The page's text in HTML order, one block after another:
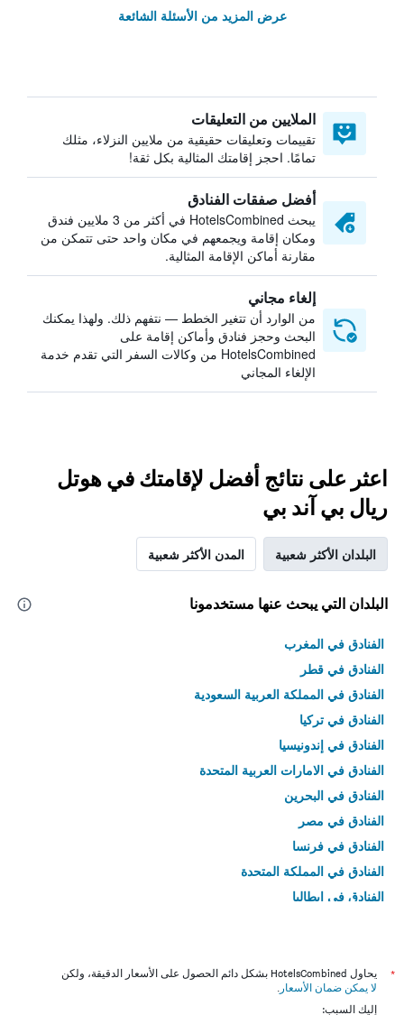
عرض المزيد من الأسئلة الشائعة
الملايين من التعليقات
تقييمات وتعليقات حقيقية من ملايين النزلاء، مثلك
تمامًا. احجز إقامتك المثالية بكل ثقة!
أفضل صفقات الفنادق
يبحث HotelsCombined في أكثر من 3 ملايين فندق
ومكان إقامة ويجمعهم في مكان واحد حتى تتمكن من
مقارنة أماكن الإقامة المثالية.
إلغاء مجاني
من الوارد أن تتغير الخطط — نتفهم ذلك. ولهذا يمكنك
البحث وحجز فنادق وأماكن إقامة على
HotelsCombined من وكالات السفر التي تقدم خدمة
الإلغاء المجاني
اعثر على نتائج أفضل لإقامتك في هوتل
ريال بي آند بي
البلدان الأكثر شعبية المدن الأكثر شعبية
البلدان التي يبحث عنها مستخدمونا
الفنادق في المغرب
الفنادق في قطر
الفنادق في المملكة العربية السعودية
الفنادق في تركيا
الفنادق في إندونيسيا
الفنادق في الامارات العربية المتحدة
الفنادق في البحرين
الفنادق في مصر
الفنادق في فرنسا
الفنادق في المملكة المتحدة
الفنادق في إيطاليا
*
يحاول HotelsCombined بشكل دائم الحصول على الأسعار الدقيقة، ولكن
لا يمكن ضمان الأسعار .
إليك السبب: